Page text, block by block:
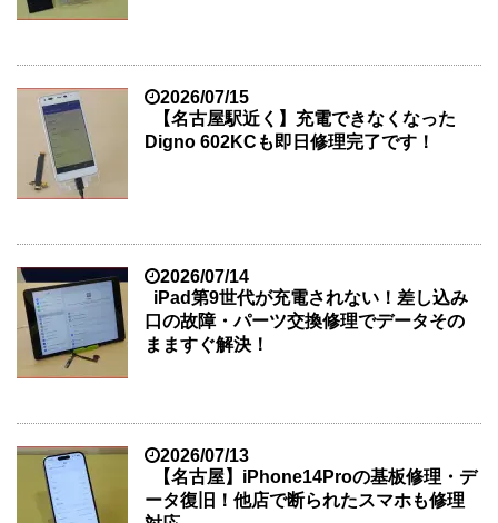
2026/07/15
【名古屋駅近く】充電できなくなった
Digno 602KCも即日修理完了です！
2026/07/14
iPad第9世代が充電されない！差し込み
口の故障・パーツ交換修理でデータその
まますぐ解決！
2026/07/13
【名古屋】iPhone14Proの基板修理・デ
ータ復旧！他店で断られたスマホも修理